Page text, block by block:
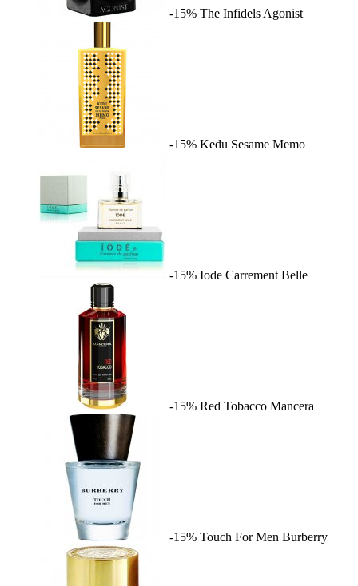
-15% The Infidels Agonist
-15% Kedu Sesame Memo
-15% Iode Carrement Belle
-15% Red Tobacco Mancera
-15% Touch For Men Burberry